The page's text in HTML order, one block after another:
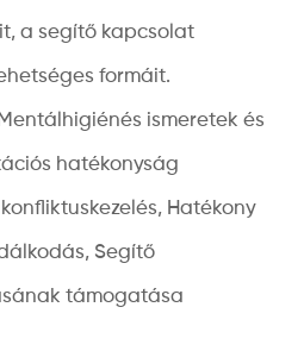
a segítő kapcsolat
formáit.
ismeretek és
hatékonyság
Hatékony
Segítő
támogatása